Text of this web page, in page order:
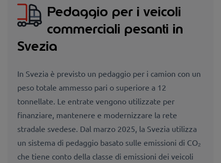
Pedaggio per i veicoli
commerciali pesanti in
Svezia
In Svezia è previsto un pedaggio per i camion con un
peso totale ammesso pari o superiore a 12
tonnellate. Le entrate vengono utilizzate per
finanziare, mantenere e modernizzare la rete
stradale svedese. Dal marzo 2025, la Svezia utilizza
un sistema di pedaggio basato sulle emissioni di CO₂
che tiene conto della classe di emissioni dei veicoli